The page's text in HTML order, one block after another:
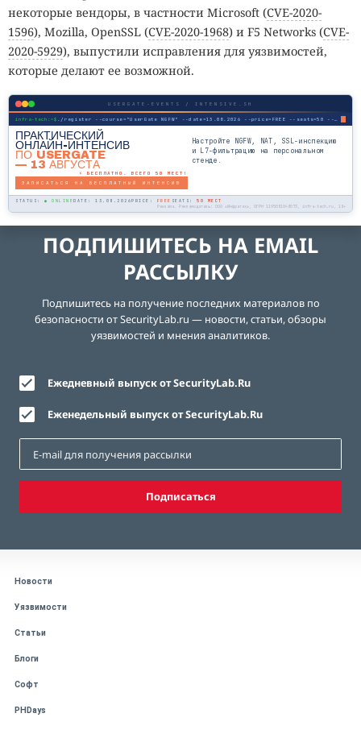
некоторые вендоры, в частности Microsoft (CVE-2020-
1596), Mozilla, OpenSSL (CVE-2020-1968) и F5 Networks (CVE-
2020-5929), выпустили исправления для уязвимостей,
которые делают ее возможной.
USERGATE-EVENTS / INTENSIVE.SH
infra-tech:~$ ./register --course="UserGate NGFW" --date=13.08.2026 --price=FREE --seats=50 --mode=online
ПРАКТИЧЕСКИЙ
ОНЛАЙН-ИНТЕНСИВ
ПО USERGATE
— 13 АВГУСТА
Настройте NGFW, NAT, SSL-инспекцию
и L7-фильтрацию на персональном
стенде.
⚡ БЕСПЛАТНО. ВСЕГО 50 МЕСТ!
ЗАПИСАТЬСЯ НА БЕСПЛАТНЫЙ ИНТЕНСИВ
STATUS: ● ONLINE DATE: 13.08.2026 PRICE: FREE SEATS: 50 МЕСТ
Реклама. Рекламодатель: ООО «Инфратех», ОГРН 1195081048073, infra-tech.ru, 18+
ПОДПИШИТЕСЬ НА EMAIL
РАССЫЛКУ
Подпишитесь на получение последних материалов по
безопасности от SecurityLab.ru — новости, статьи, обзоры
уязвимостей и мнения аналитиков.
Ежедневный выпуск от SecurityLab.Ru
Еженедельный выпуск от SecurityLab.Ru
Подписаться
Новости
Уязвимости
Статьи
Блоги
Софт
PHDays